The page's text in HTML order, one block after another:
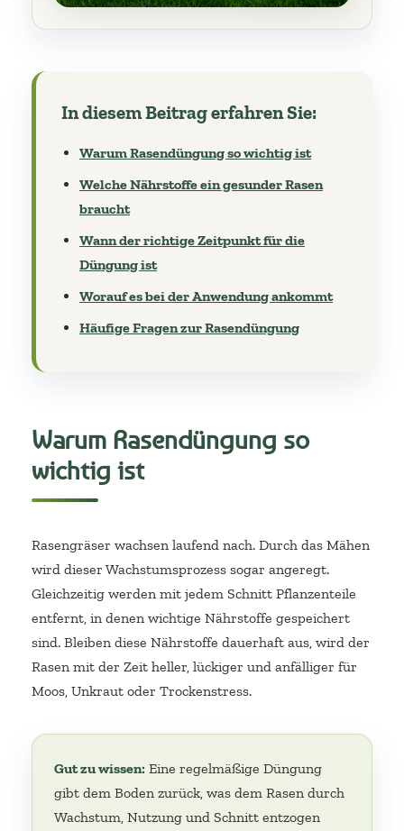
In diesem Beitrag erfahren Sie:
Warum Rasendüngung so wichtig ist
Welche Nährstoffe ein gesunder Rasen
braucht
Wann der richtige Zeitpunkt für die
Düngung ist
Worauf es bei der Anwendung ankommt
Häufige Fragen zur Rasendüngung
Warum Rasendüngung so
wichtig ist
Rasengräser wachsen laufend nach. Durch das Mähen
wird dieser Wachstumsprozess sogar angeregt.
Gleichzeitig werden mit jedem Schnitt Pflanzenteile
entfernt, in denen wichtige Nährstoffe gespeichert
sind. Bleiben diese Nährstoffe dauerhaft aus, wird der
Rasen mit der Zeit heller, lückiger und anfälliger für
Moos, Unkraut oder Trockenstress.
Gut zu wissen: Eine regelmäßige Düngung
gibt dem Boden zurück, was dem Rasen durch
Wachstum, Nutzung und Schnitt entzogen